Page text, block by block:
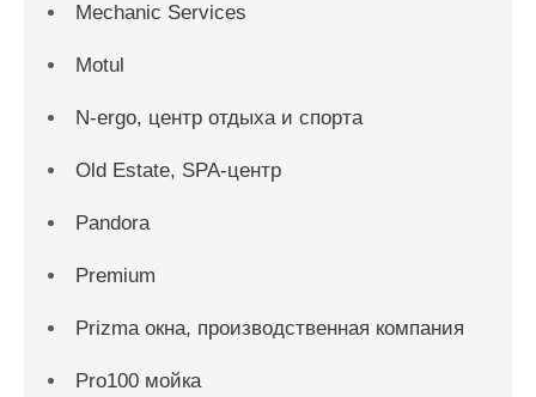
Mechanic Services
Motul
N-ergo, центр отдыха и спорта
Old Estate, SPA-центр
Pandora
Premium
Prizma окна, производственная компания
Pro100 мойка